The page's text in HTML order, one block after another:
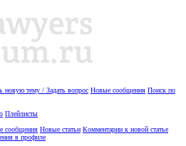
новую тему / Задать вопрос Новые сообщения Поиск по
Плейлисты
сообщения Новые статьи Комментарии к новой статье
в профиле